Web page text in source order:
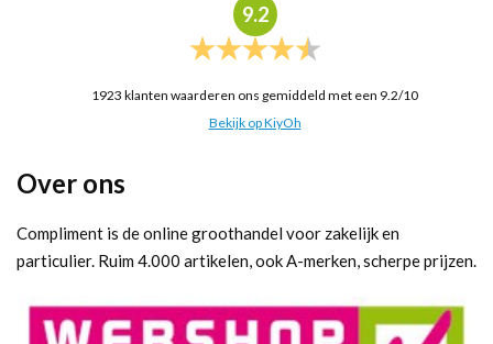
9.2
1923 klanten waarderen ons gemiddeld met een 9.2/10
Bekijk op KiyOh
Over ons
Compliment is de online groothandel voor zakelijk en
particulier. Ruim 4.000 artikelen, ook A-merken, scherpe prijzen.